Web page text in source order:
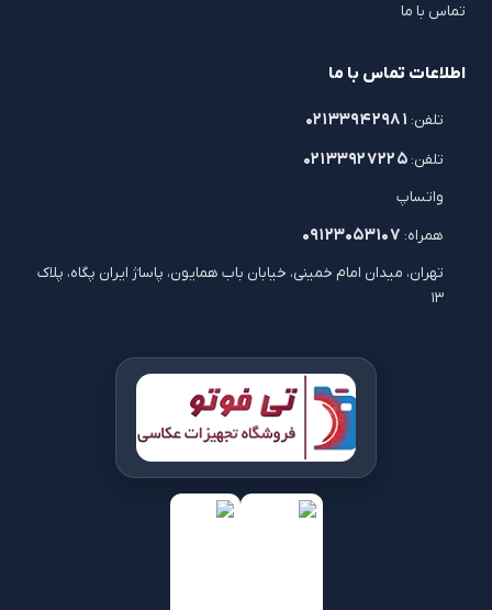
تماس با ما
اطلاعات تماس با ما
تلفن: ۰۲۱۳۳۹۴۲۹۸۱
تلفن: ۰۲۱۳۳۹۲۷۲۲۵
واتساپ
همراه: ۰۹۱۲۳۰۵۳۱۰۷
تهران، میدان امام خمینی، خیابان باب همایون، پاساژ ایران پگاه، پلاک
۱۳